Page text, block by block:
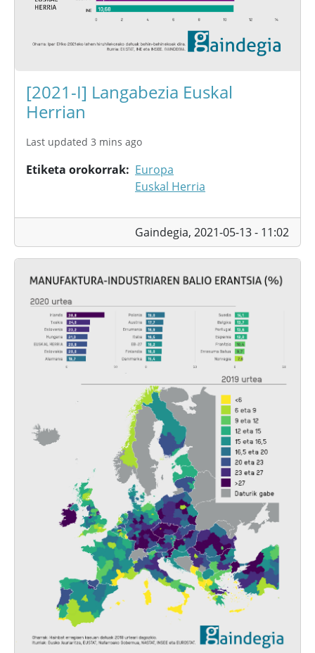
[2021-I] Langabezia Euskal
Herrian
Last updated 3 mins ago
Etiketa orokorrak
Europa
Euskal Herria
Gaindegia, 2021-05-13 - 11:02